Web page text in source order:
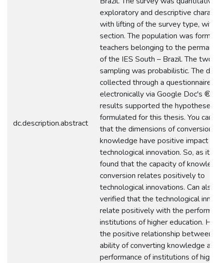
dc.description.abstract
exploratory and descriptive
with lifting of the survey type,
section. The population was
teachers belonging to the
of the IES South – Brazil. The
sampling was probabilistic. The
collected through a questionnaire
electronically via Google Doc's ®.
results supported the hypotheses
formulated for this thesis. You can
that the dimensions of conversion
knowledge have positive impact
technological innovation. So, as it
found that the capacity of
conversion relates positively to
technological innovations. Can
verified that the technological
relate positively with the
institutions of higher education.
the positive relationship between
ability of converting knowledge
performance of institutions of